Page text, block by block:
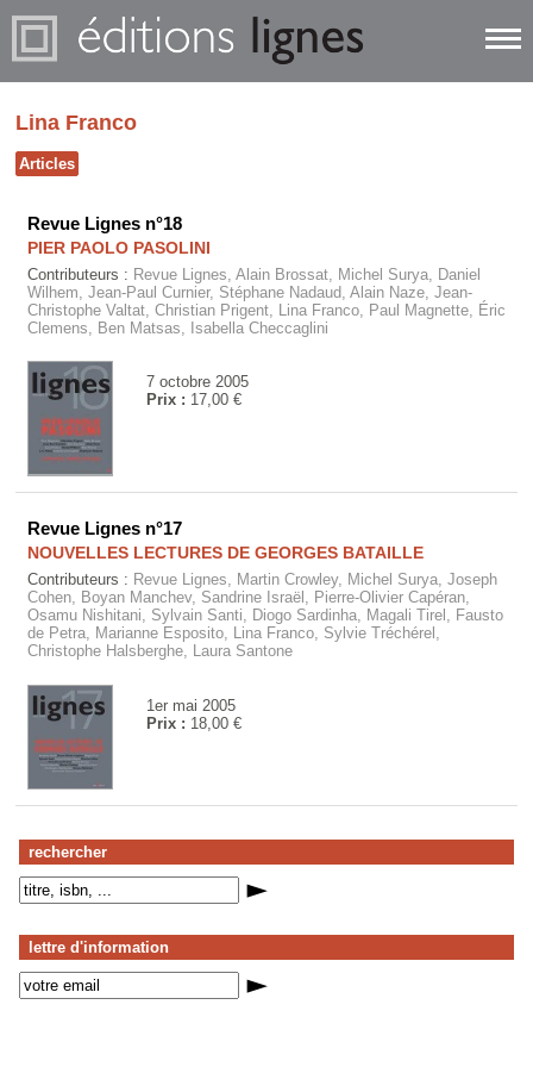
rechercher
lettre d'information
Lina Franco
Articles
7 octobre 2005
Prix : 17,00 €
Revue Lignes n°18
PIER PAOLO PASOLINI
Contributeurs : Revue Lignes, Alain Brossat, Michel Surya, Daniel
Wilhem, Jean-Paul Curnier, Stéphane Nadaud, Alain Naze, Jean-
Christophe Valtat, Christian Prigent, Lina Franco, Paul Magnette, Éric
Clemens, Ben Matsas, Isabella Checcaglini
1er mai 2005
Prix : 18,00 €
Revue Lignes n°17
NOUVELLES LECTURES DE GEORGES BATAILLE
Contributeurs : Revue Lignes, Martin Crowley, Michel Surya, Joseph
Cohen, Boyan Manchev, Sandrine Israël, Pierre-Olivier Capéran,
Osamu Nishitani, Sylvain Santi, Diogo Sardinha, Magali Tirel, Fausto
de Petra, Marianne Esposito, Lina Franco, Sylvie Tréchérel,
Christophe Halsberghe, Laura Santone